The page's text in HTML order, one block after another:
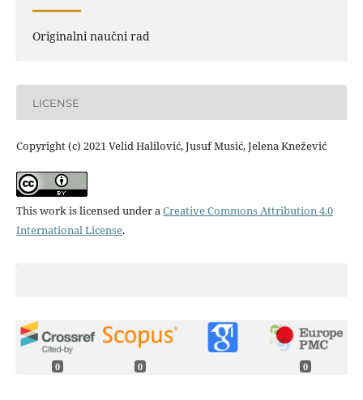
Originalni naučni rad
LICENSE
Copyright (c) 2021 Velid Halilović, Jusuf Musić, Jelena Knežević
This work is licensed under aCreative Commons Attribution 4.0
International License.
0 0 0